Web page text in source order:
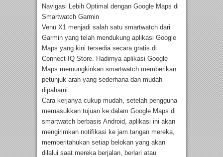
Navigasi Lebih Optimal dengan Google Maps di
Smartwatch Garmin
Venu X1 menjadi salah satu smartwatch dari
Garmin yang telah mendukung aplikasi Google
Maps yang kini tersedia secara gratis di
Connect IQ Store. Hadirnya aplikasi Google
Maps memungkinkan smartwatch memberikan
petunjuk arah yang sederhana dan mudah
dipahami.
Cara kerjanya cukup mudah, setelah pengguna
memasukkan tujuan ke dalam Google Maps di
smartwatch berbasis Android, aplikasi ini akan
mengirimkan notifikasi ke jam tangan mereka,
memberitahukan setiap belokan yang akan
dilalui saat mereka berjalan, berlari atau